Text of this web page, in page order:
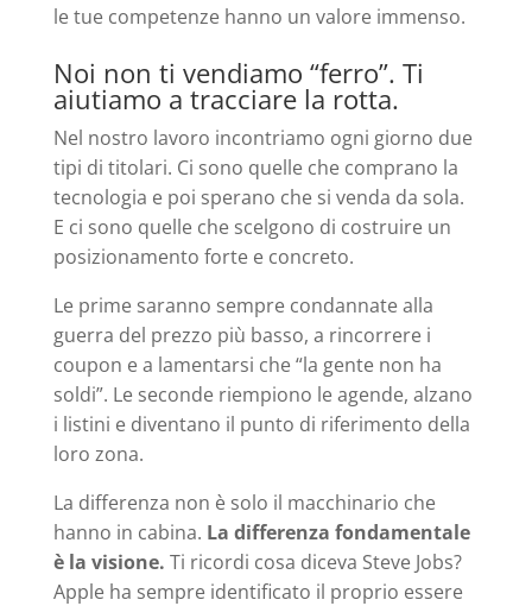
le tue competenze hanno un valore immenso.
Noi non ti vendiamo “ferro”. Ti
aiutiamo a tracciare la rotta.
Nel nostro lavoro incontriamo ogni giorno due
tipi di titolari. Ci sono quelle che comprano la
tecnologia e poi sperano che si venda da sola.
E ci sono quelle che scelgono di costruire un
posizionamento forte e concreto.
Le prime saranno sempre condannate alla
guerra del prezzo più basso, a rincorrere i
coupon e a lamentarsi che “la gente non ha
soldi”. Le seconde riempiono le agende, alzano
i listini e diventano il punto di riferimento della
loro zona.
La differenza non è solo il macchinario che
hanno in cabina. La differenza fondamentale
è la visione. Ti ricordi cosa diceva Steve Jobs?
Apple ha sempre identificato il proprio essere